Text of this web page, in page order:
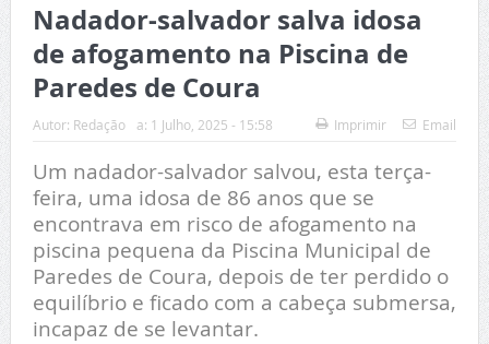
Nadador-salvador salva idosa
de afogamento na Piscina de
Paredes de Coura
Autor: Redação a: 1 Julho, 2025 - 15:58 Imprimir Email
Um nadador-salvador salvou, esta terça-
feira, uma idosa de 86 anos que se
encontrava em risco de afogamento na
piscina pequena da Piscina Municipal de
Paredes de Coura, depois de ter perdido o
equilíbrio e ficado com a cabeça submersa,
incapaz de se levantar.